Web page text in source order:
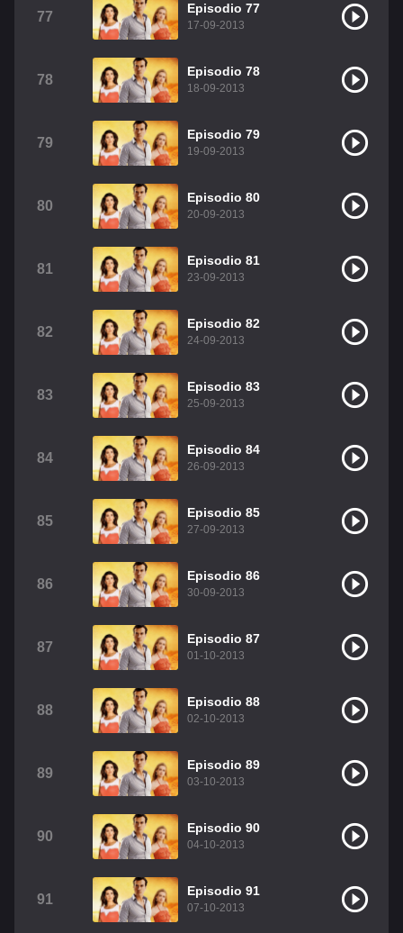
77
Episodio 77
17-09-2013
78
Episodio 78
18-09-2013
79
Episodio 79
19-09-2013
80
Episodio 80
20-09-2013
81
Episodio 81
23-09-2013
82
Episodio 82
24-09-2013
83
Episodio 83
25-09-2013
84
Episodio 84
26-09-2013
85
Episodio 85
27-09-2013
86
Episodio 86
30-09-2013
87
Episodio 87
01-10-2013
88
Episodio 88
02-10-2013
89
Episodio 89
03-10-2013
90
Episodio 90
04-10-2013
91
Episodio 91
07-10-2013